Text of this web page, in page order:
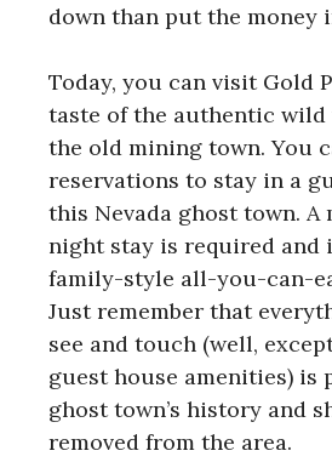
down than put the money
Today, you can visit Gold
taste of the authentic wild
the old mining town. You
reservations to stay in a
this Nevada ghost town.
night stay is required and
family-style all-you-can-
Just remember that
see and touch (well,
guest house amenities) is
ghost town’s history and
removed from the area.